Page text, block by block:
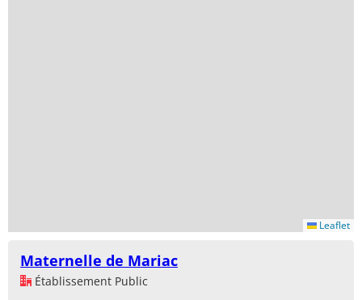
Leaflet
Maternelle de Mariac
Établissement Public